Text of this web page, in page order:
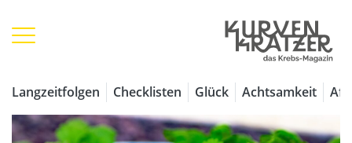
Langzeitfolgen Checklisten Glück Achtsamkeit